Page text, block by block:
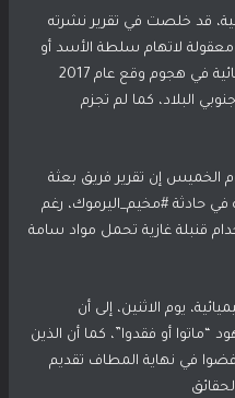
قد خلصت في تقرير نشرته
معقولة لاتهام سلطة اﻷسد أو
تنظيم الدولة” باستخدام أسلحة كيميائية في هجوم وقع عام 2017
البلاد، كما لم تجزم
الخميس إن تقرير فريق بعثة
حادثة #مخيم_اليرموك، رغم
قنبلة غازية تحمل مواد سامة
يوم الاثنين، إلى أن
“ماتوا أو فقدوا”، كما أن الذين
في نهاية المطاف تقديم